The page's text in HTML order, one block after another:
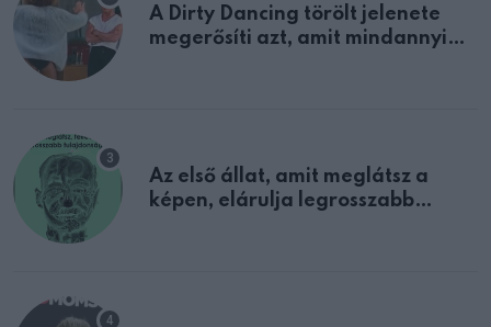
A Dirty Dancing törölt jelenete
megerősíti azt, amit mindannyian
Az első állat, amit meglátsz a
képen, elárulja legrosszabb